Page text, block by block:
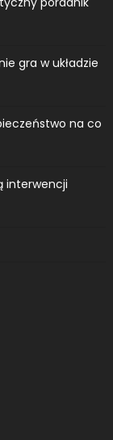
gra w układzie
na co
interwencji